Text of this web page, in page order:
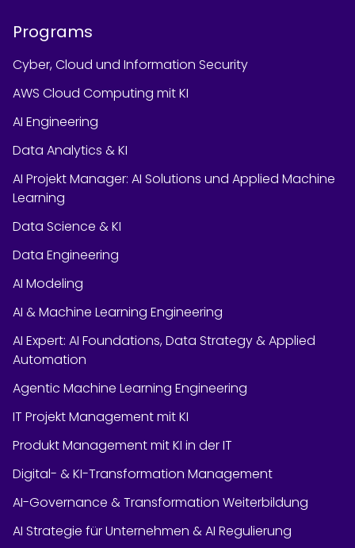
Programs
Cyber, Cloud und Information Security
AWS Cloud Computing mit KI
AI Engineering
Data Analytics & KI
AI Projekt Manager: AI Solutions und Applied Machine
Learning
Data Science & KI
Data Engineering
AI Modeling
AI & Machine Learning Engineering
AI Expert: AI Foundations, Data Strategy & Applied
Automation
Agentic Machine Learning Engineering
IT Projekt Management mit KI
Produkt Management mit KI in der IT
Digital- & KI-Transformation Management
AI-Governance & Transformation Weiterbildung
AI Strategie für Unternehmen & AI Regulierung